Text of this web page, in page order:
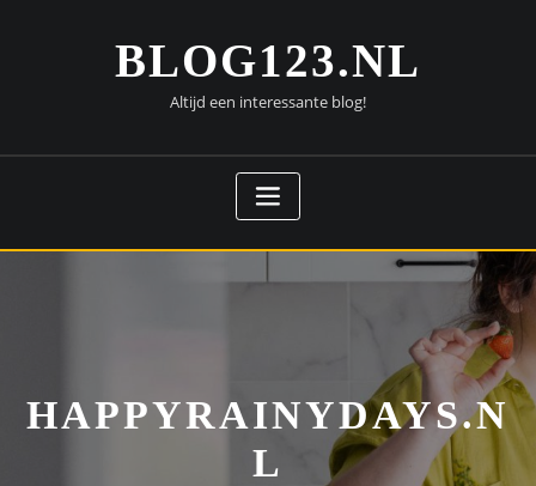
BLOG123.NL
Altijd een interessante blog!
HAPPYRAINYDAYS.N
L